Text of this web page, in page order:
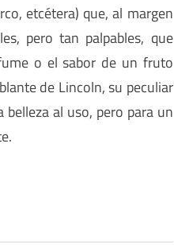
etcétera) que, al margen
pero tan palpables, que
o el sabor de un fruto
de Lincoln, su peculiar
al uso, pero para un